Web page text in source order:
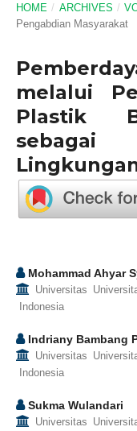
HOME / ARCHIVES /
Pengabdian Masyarakat
melalui
Plastik
sebagai
Mohammad Ahyar
Universitas
Indonesia
Indriany Bambang
Universitas
Indonesia
Sukma Wulandari
Universitas